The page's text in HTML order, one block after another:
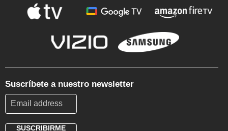
Suscríbete a nuestro newsletter
SUSCRIBIRME